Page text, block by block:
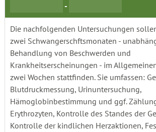
-
Die nachfolgenden Untersuchungen
zwei Schwangerschftsmonaten -
Behandlung von Beschwerden und
Krankheitserscheinungen - im
zwei Wochen stattfinden. Sie umfassen:
Blutdruckmessung, Urinuntersuchung,
Hämoglobinbestimmung und ggf.
Erythrozyten, Kontrolle des Standes der
Kontrolle der kindlichen Herzaktionen,